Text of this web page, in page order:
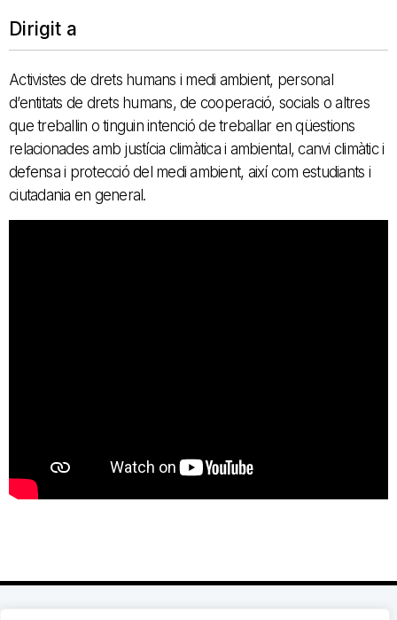
Dirigit a
Activistes de drets humans i medi ambient, personal
d’entitats de drets humans, de cooperació, socials o altres
que treballin o tinguin intenció de treballar en qüestions
relacionades amb justícia climàtica i ambiental, canvi climàtic i
defensa i protecció del medi ambient, així com estudiants i
ciutadania en general.